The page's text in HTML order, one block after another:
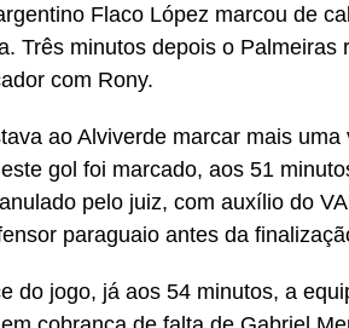
Flaco López marcou de
Três minutos depois o
com Rony.
ao Alviverde marcar mais
gol foi marcado, aos 51
pelo juiz, com auxílio do
paraguaio antes da
do jogo, já aos 54 minutos, a